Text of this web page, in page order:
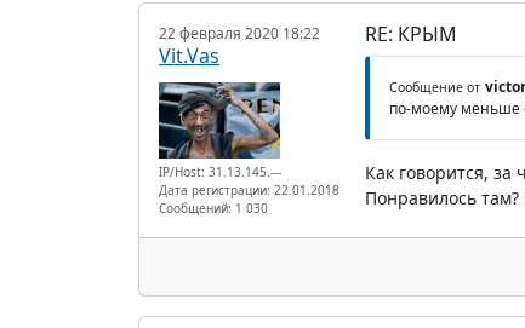
22 февраля 2020 18:22
Vit.Vas
IP/Host: 31.13.145.---
Дата регистрации: 22.01.2018
Сообщений: 1 030
RE: КРЫМ
Сообщение от
по-моему меньше
Как говорится, за
Понравилось